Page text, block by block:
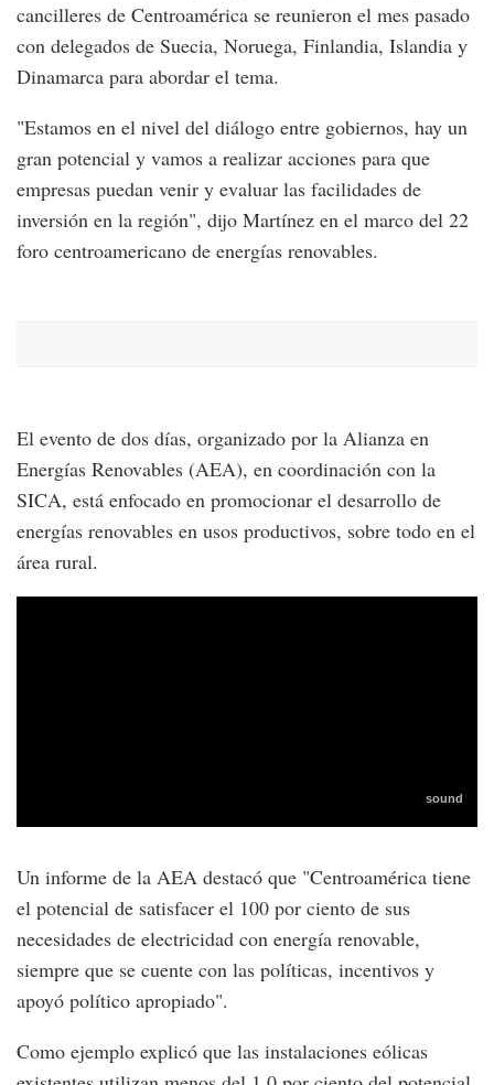
cancilleres de Centroamérica se reunieron el mes pasado
con delegados de Suecia, Noruega, Finlandia, Islandia y
Dinamarca para abordar el tema.
"Estamos en el nivel del diálogo entre gobiernos, hay un
gran potencial y vamos a realizar acciones para que
empresas puedan venir y evaluar las facilidades de
inversión en la región", dijo Martínez en el marco del 22
foro centroamericano de energías renovables.
El evento de dos días, organizado por la Alianza en
Energías Renovables (AEA), en coordinación con la
SICA, está enfocado en promocionar el desarrollo de
energías renovables en usos productivos, sobre todo en el
área rural.
Un informe de la AEA destacó que "Centroamérica tiene
el potencial de satisfacer el 100 por ciento de sus
necesidades de electricidad con energía renovable,
siempre que se cuente con las políticas, incentivos y
apoyó político apropiado".
Como ejemplo explicó que las instalaciones eólicas